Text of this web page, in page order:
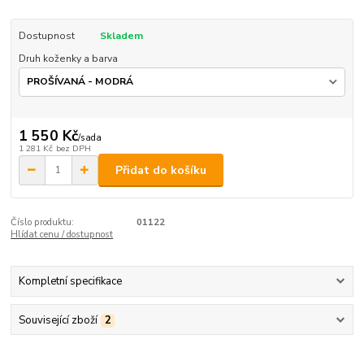
Dostupnost
Skladem
Druh koženky a barva
1 550 Kč/sada
1 281 Kč bez DPH
Přidat do košíku
Číslo produktu:
01122
Hlídat cenu / dostupnost
Kompletní specifikace
Související zboží 2